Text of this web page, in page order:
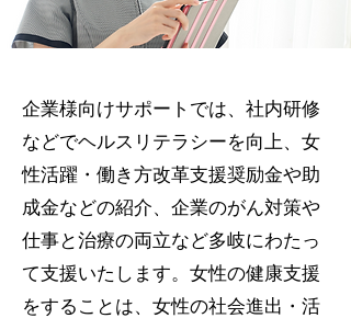
企業様向けサポートでは、社内研修
などでヘルスリテラシーを向上、女
性活躍・働き方改革支援奨励金や助
成金などの紹介、企業のがん対策や
仕事と治療の両立など多岐にわたっ
て支援いたします。女性の健康支援
をすることは、女性の社会進出・活